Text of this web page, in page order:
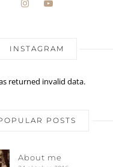
INSTAGRAM
returned invalid data.
POSTS
About me